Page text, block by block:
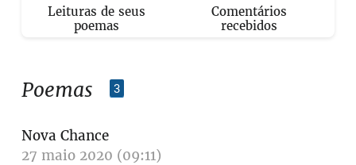
Leituras de seus
poemas
Comentários
recebidos
Poemas 3
Nova Chance
27 maio 2020 (09:11)